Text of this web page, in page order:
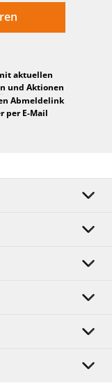
aktuellen
und Aktionen
Abmeldelink
per E-Mail